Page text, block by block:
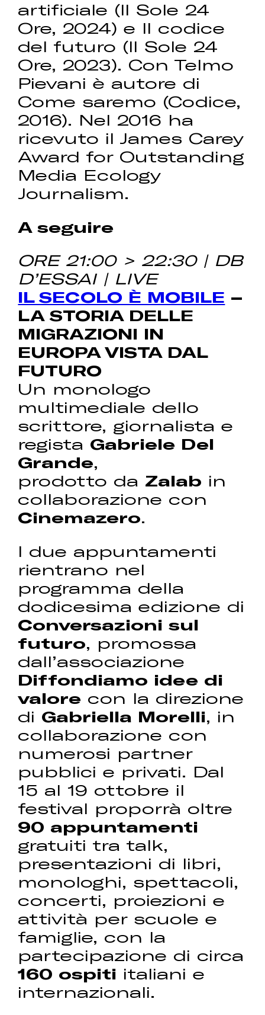
artificiale (Il Sole 24
Ore, 2024) e Il codice
del futuro (Il Sole 24
Ore, 2023). Con Telmo
Pievani è autore di
Come saremo (Codice,
2016). Nel 2016 ha
ricevuto il James Carey
Award for Outstanding
Media Ecology
Journalism.
A seguire
ORE 21:00 > 22:30 | DB
D’ESSAI | LIVE
IL SECOLO È MOBILE –
LA STORIA DELLE
MIGRAZIONI IN
EUROPA VISTA DAL
FUTURO
Un monologo
multimediale dello
scrittore, giornalista e
regista Gabriele Del
Grande,
prodotto da Zalab in
collaborazione con
Cinemazero.
I due appuntamenti
rientrano nel
programma della
dodicesima edizione di
Conversazioni sul
futuro, promossa
dall’associazione
Diffondiamo idee di
valore con la direzione
di Gabriella Morelli, in
collaborazione con
numerosi partner
pubblici e privati. Dal
15 al 19 ottobre il
festival proporrà oltre
90 appuntamenti
gratuiti tra talk,
presentazioni di libri,
monologhi, spettacoli,
concerti, proiezioni e
attività per scuole e
famiglie, con la
partecipazione di circa
160 ospiti italiani e
internazionali.